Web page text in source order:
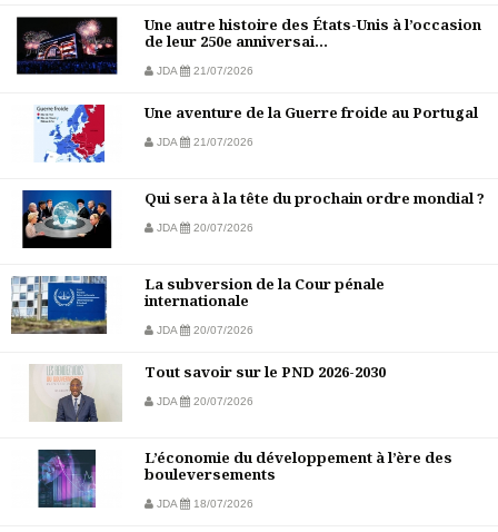
Une autre histoire des États-Unis à l’occasion
de leur 250e anniversai...
JDA 21/07/2026
Une aventure de la Guerre froide au Portugal
JDA 21/07/2026
Qui sera à la tête du prochain ordre mondial ?
JDA 20/07/2026
La subversion de la Cour pénale
internationale
JDA 20/07/2026
Tout savoir sur le PND 2026-2030
JDA 20/07/2026
L’économie du développement à l’ère des
bouleversements
JDA 18/07/2026